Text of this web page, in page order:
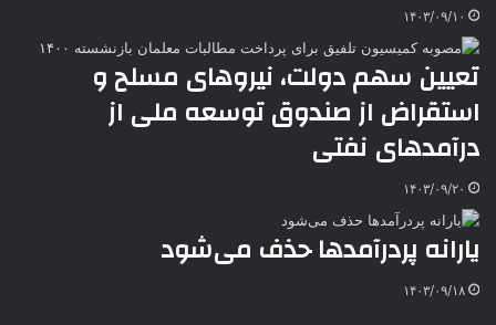
۱۴۰۳/۰۹/۱۰
تعیین سهم دولت، نیروهای مسلح و
استقراض از صندوق توسعه ملی از
درآمدهای نفتی
۱۴۰۳/۰۹/۲۰
یارانه پردرآمدها حذف می‌شود
۱۴۰۳/۰۹/۱۸